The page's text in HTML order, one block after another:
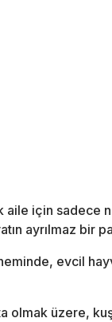
için sadece
ayrılmaz bir
evcil
olmak üzere,